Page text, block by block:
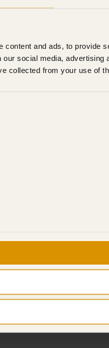
content and ads, to provide
social media,
collected from your use of